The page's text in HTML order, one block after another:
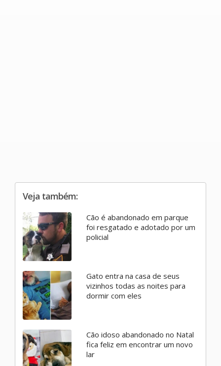
Veja também:
Cão é abandonado em parque
foi resgatado e adotado por um
policial
Gato entra na casa de seus
vizinhos todas as noites para
dormir com eles
Cão idoso abandonado no Natal
fica feliz em encontrar um novo
lar